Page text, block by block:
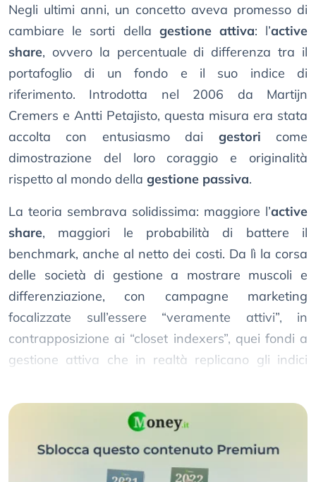
Negli ultimi anni, un concetto aveva promesso di
cambiare le sorti della gestione attiva: l’active
share, ovvero la percentuale di differenza tra il
portafoglio di un fondo e il suo indice di
riferimento. Introdotta nel 2006 da Martijn
Cremers e Antti Petajisto, questa misura era stata
accolta con entusiasmo dai gestori come
dimostrazione del loro coraggio e originalità
rispetto al mondo della gestione passiva.
La teoria sembrava solidissima: maggiore l’active
share, maggiori le probabilità di battere il
benchmark, anche al netto dei costi. Da lì la corsa
delle società di gestione a mostrare muscoli e
differenziazione, con campagne marketing
focalizzate sull’essere “veramente attivi”, in
contrapposizione ai “closet indexers”, quei fondi a
gestione attiva che in realtà replicano gli indici